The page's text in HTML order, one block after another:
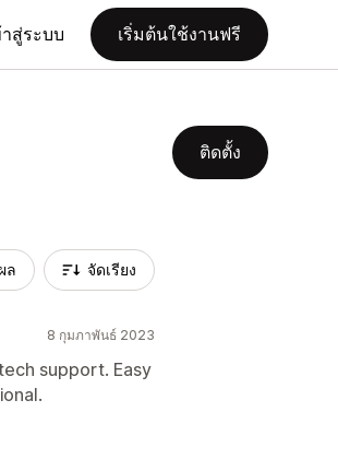
าสู่ระบบ เริ่มต้นใช้งานฟรี
ติดตั้ง
ล จัดเรียง
8 กุมภาพันธ์ 2023
support. Easy